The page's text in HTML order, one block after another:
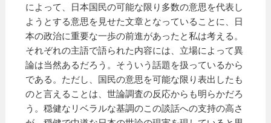
によって、日本国民の可能な限り多数の意思を代表し
ようとする意思を見せた文章となっていることに、日
本の政治に重要な一歩の前進があったと私は考える。
それぞれの主語で語られた内容には、立場によって異
論は当然あるだろう。そういう話題を扱っているから
である。ただし、国民の意思を可能な限り表出したも
のと言えることは、世論調査の反応からも明らかだろ
う。穏健なリベラルな基調のこの談話への支持の高さ